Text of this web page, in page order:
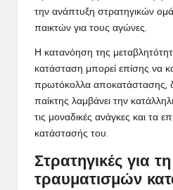
την ανάπτυξη στρατηγικών
παικτών για τους αγώνες.
Η κατανόηση της
κατάσταση μπορεί επίσης να
πρωτόκολλα αποκατάστασης,
παίκτης λαμβάνει την
τις μοναδικές ανάγκες και τα
κατάστασής του.
Στρατηγικές για
τραυματισμών